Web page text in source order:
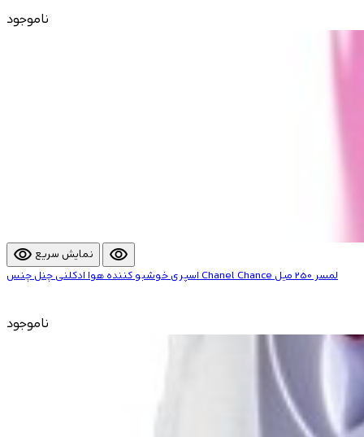
ناموجود
visibility نمایش سریع visibility
اسپری خوشبو کننده هوا ادکلنی چنل چنس Chanel Chance لمسر 250 میل
ناموجود